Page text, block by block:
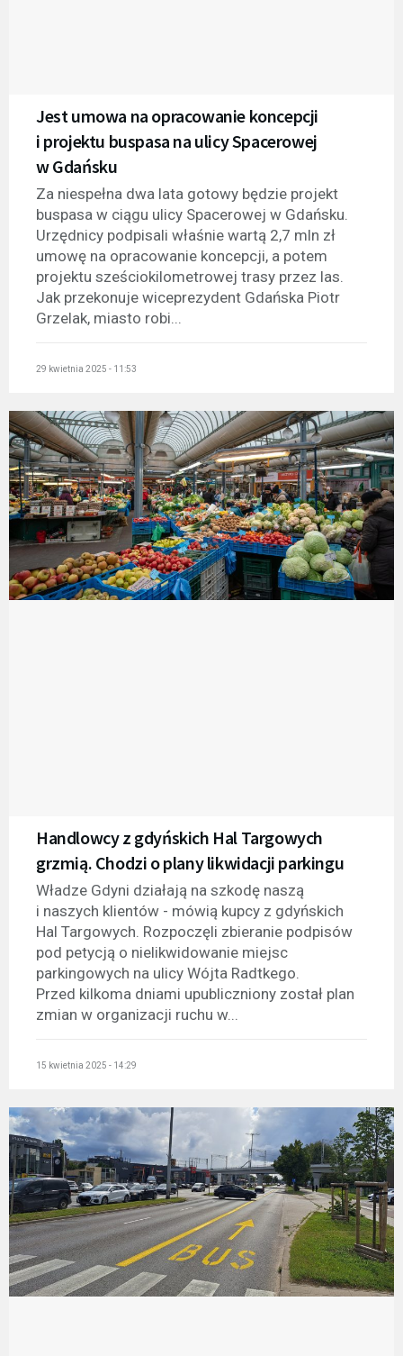
Jest umowa na opracowanie koncepcji
i projektu buspasa na ulicy Spacerowej
w Gdańsku
Za niespełna dwa lata gotowy będzie projekt
buspasa w ciągu ulicy Spacerowej w Gdańsku.
Urzędnicy podpisali właśnie wartą 2,7 mln zł
umowę na opracowanie koncepcji, a potem
projektu sześciokilometrowej trasy przez las.
Jak przekonuje wiceprezydent Gdańska Piotr
Grzelak, miasto robi...
29 kwietnia 2025 - 11:53
Handlowcy z gdyńskich Hal Targowych
grzmią. Chodzi o plany likwidacji parkingu
Władze Gdyni działają na szkodę naszą
i naszych klientów - mówią kupcy z gdyńskich
Hal Targowych. Rozpoczęli zbieranie podpisów
pod petycją o nielikwidowanie miejsc
parkingowych na ulicy Wójta Radtkego.
Przed kilkoma dniami upubliczniony został plan
zmian w organizacji ruchu w...
15 kwietnia 2025 - 14:29